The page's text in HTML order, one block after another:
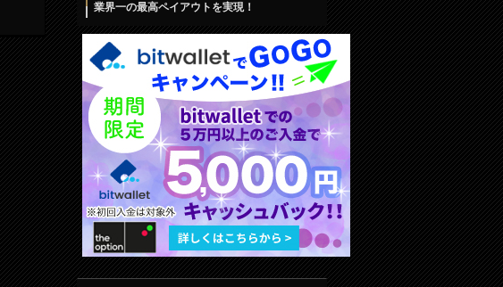
業界一の最高ペイアウトを実現！